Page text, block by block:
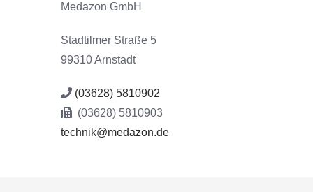
Medazon GmbH
Stadtilmer Straße 5
99310 Arnstadt
(03628) 5810902
(03628) 5810903
technik@medazon.de